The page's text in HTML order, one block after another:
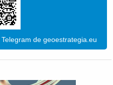
de geoestrategia.eu